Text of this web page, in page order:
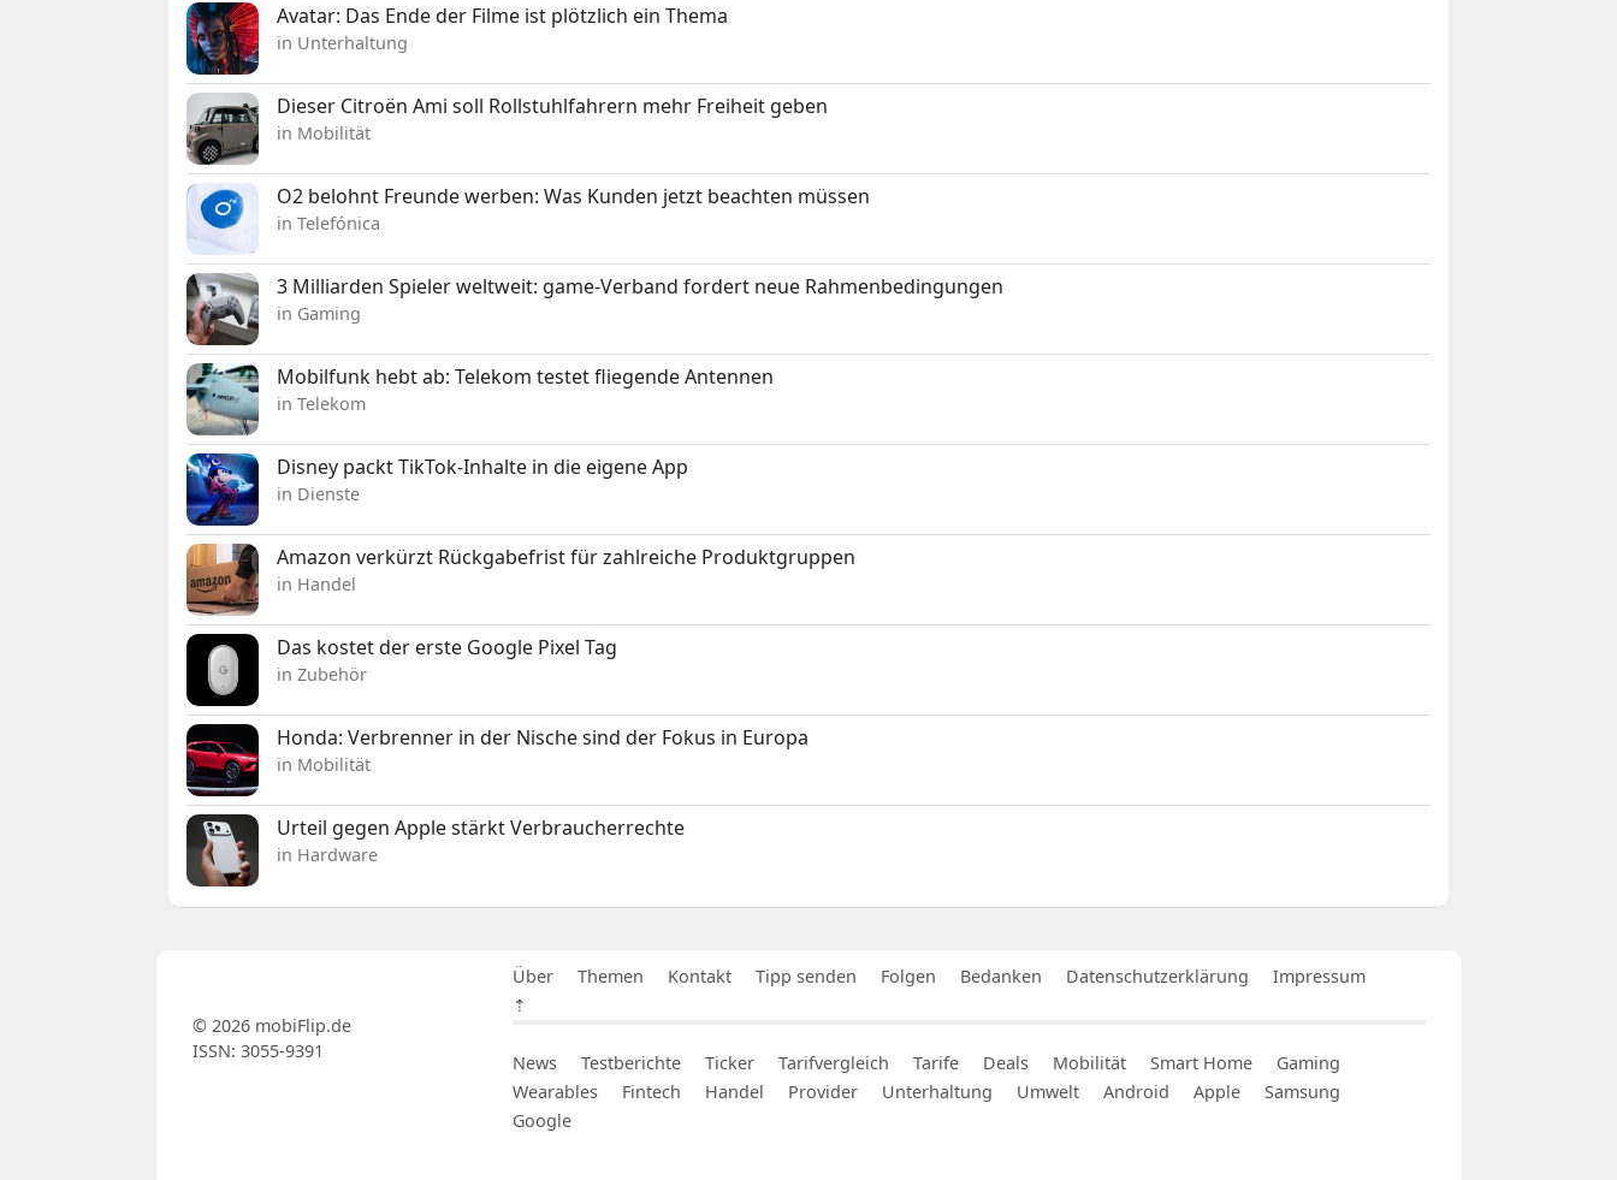
Avatar: Das Ende der Filme ist plötzlich ein Thema
in Unterhaltung
Dieser Citroën Ami soll Rollstuhlfahrern mehr Freiheit geben
in Mobilität
O2 belohnt Freunde werben: Was Kunden jetzt beachten müssen
in Telefónica
3 Milliarden Spieler weltweit: game-Verband fordert neue Rahmenbedingungen
in Gaming
Mobilfunk hebt ab: Telekom testet fliegende Antennen
in Telekom
Disney packt TikTok-Inhalte in die eigene App
in Dienste
Amazon verkürzt Rückgabefrist für zahlreiche Produktgruppen
in Handel
Das kostet der erste Google Pixel Tag
in Zubehör
Honda: Verbrenner in der Nische sind der Fokus in Europa
in Mobilität
Urteil gegen Apple stärkt Verbraucherrechte
in Hardware
Über Themen Kontakt Tipp senden Folgen Bedanken Datenschutzerklärung
Impressum
⇡
News Testberichte Ticker Tarifvergleich Tarife Deals Mobilität Smart Home
Gaming
Wearables
Fintech Handel Provider Unterhaltung Umwelt Android Apple
Samsung
Google
© 2026 mobiFlip.de
ISSN: 3055-9391